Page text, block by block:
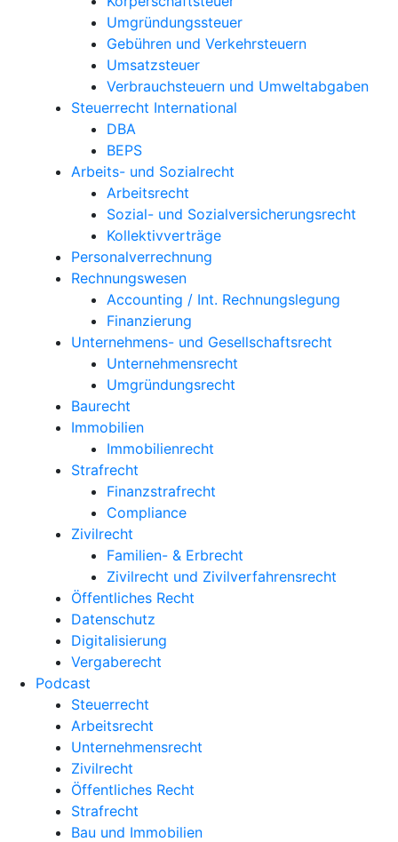
Umgründungssteuer
Gebühren und Verkehrsteuern
Umsatzsteuer
Verbrauchsteuern und Umweltabgaben
Steuerrecht International
DBA
BEPS
Arbeits- und Sozialrecht
Arbeitsrecht
Sozial- und Sozialversicherungsrecht
Kollektivverträge
Personalverrechnung
Rechnungswesen
Accounting / Int. Rechnungslegung
Finanzierung
Unternehmens- und Gesellschaftsrecht
Unternehmensrecht
Umgründungsrecht
Baurecht
Immobilien
Immobilienrecht
Strafrecht
Finanzstrafrecht
Compliance
Zivilrecht
Familien- & Erbrecht
Zivilrecht und Zivilverfahrensrecht
Öffentliches Recht
Datenschutz
Digitalisierung
Vergaberecht
Podcast
Steuerrecht
Arbeitsrecht
Unternehmens­recht
Zivilrecht
Öffentliches Recht
Strafrecht
Bau und Immobilien